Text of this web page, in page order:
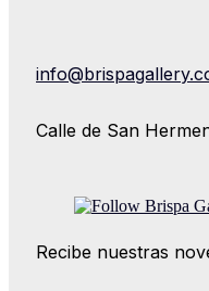
Calle de San
Recibe nuestras